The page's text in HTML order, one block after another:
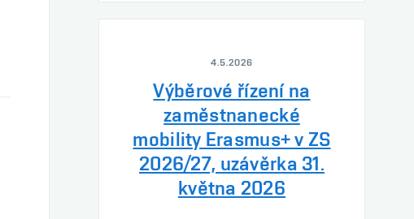
4.5.2026
Výběrové řízení na
zaměstnanecké
mobility Erasmus+ v ZS
2026/27, uzávěrka 31.
května 2026